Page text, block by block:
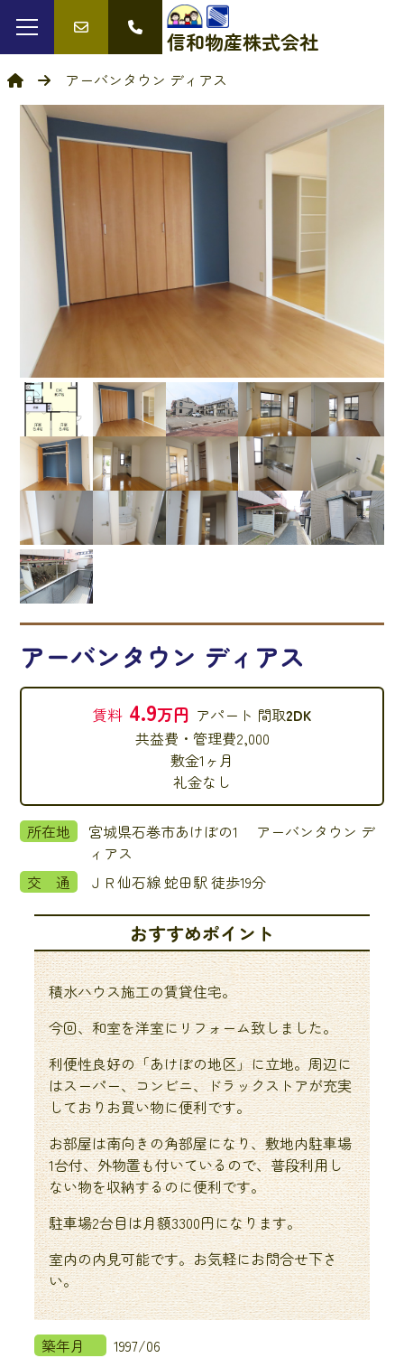
信和物産株式会社
アーバンタウン ディアス
アーバンタウン ディアス
賃料 4.9万円 アパート 間取2DK
共益費・管理費2,000
敷金1ヶ月
礼金なし
所在地
ィアス
交 通
ＪＲ仙石線 蛇田駅 徒歩19分
おすすめポイント
積水ハウス施工の賃貸住宅。
今回、和室を洋室にリフォーム致しました。
利便性良好の「あけぼの地区」に立地。周辺に
はスーパー、コンビニ、ドラックストアが充実
しておりお買い物に便利です。
お部屋は南向きの角部屋になり、敷地内駐車場
1台付、外物置も付いているので、普段利用し
ない物を収納するのに便利です。
駐車場2台目は月額3300円になります。
室内の内見可能です。お気軽にお問合せ下さ
い。
築年月
1997/06